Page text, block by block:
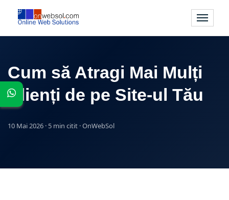
Toggle
Cum să Atragi Mai Mulți
Clienți de pe Site-ul Tău
10 Mai 2026 · 5 min citit · OnWebSol